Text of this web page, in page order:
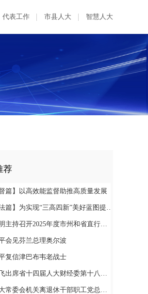
代表工作 市县人大 智慧人大
荐
篇】以高效能监督助推高质量发展
】为实现“三高四新”美好蓝图提供坚实法治保障
开2025年度市州和省直行业系统党（工）委书记抓基层党建工作述职评议会议
会见芬兰总理奥尔波
复信津巴布韦老战士
席省十四届人大财经委第十八次全体会议
会机关离退休干部职工党总支召开2025年度总结表彰大会